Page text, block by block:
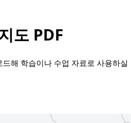
도 PDF
해 학습이나 수업 자료로 사용하실